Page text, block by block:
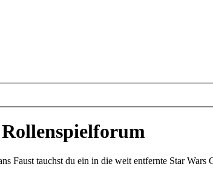
Faust tauchst du ein in die weit entfernte Star